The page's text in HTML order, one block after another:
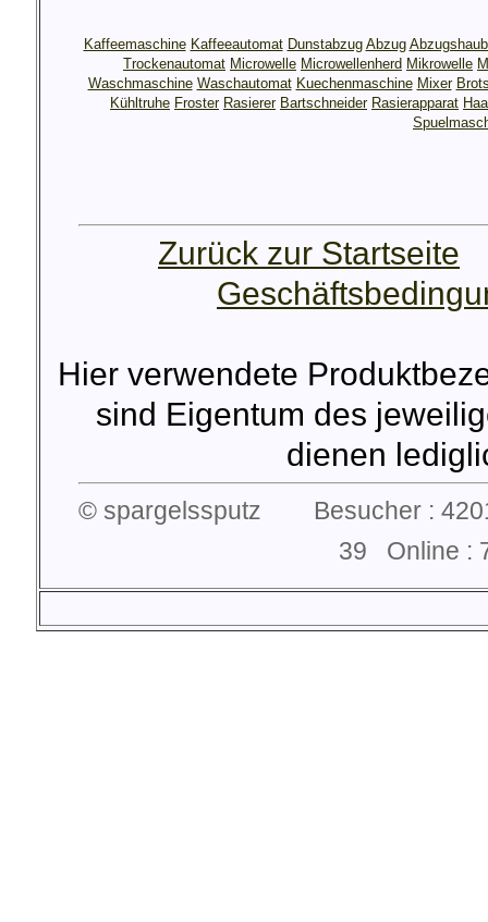
Kaffeemaschine Kaffeeautomat Dunstabzug Abzug
Trockenautomat Microwelle Microwellenherd Mikrowelle
Waschmaschine Waschautomat Kuechenmaschine Mixer
Kühltruhe Froster Rasierer Bartschneider Rasierapparat
Zurück zur Startseite
Hier verwendete
sind Eigentum des
dienen
© spargelssputz Besucher :
39 Online